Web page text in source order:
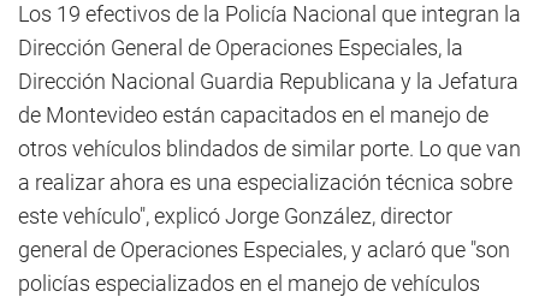
Los 19 efectivos de la Policía Nacional que integran la
Dirección General de Operaciones Especiales, la
Dirección Nacional Guardia Republicana y la Jefatura
de Montevideo están capacitados en el manejo de
otros vehículos blindados de similar porte. Lo que van
a realizar ahora es una especialización técnica sobre
este vehículo", explicó Jorge González, director
general de Operaciones Especiales, y aclaró que "son
policías especializados en el manejo de vehículos